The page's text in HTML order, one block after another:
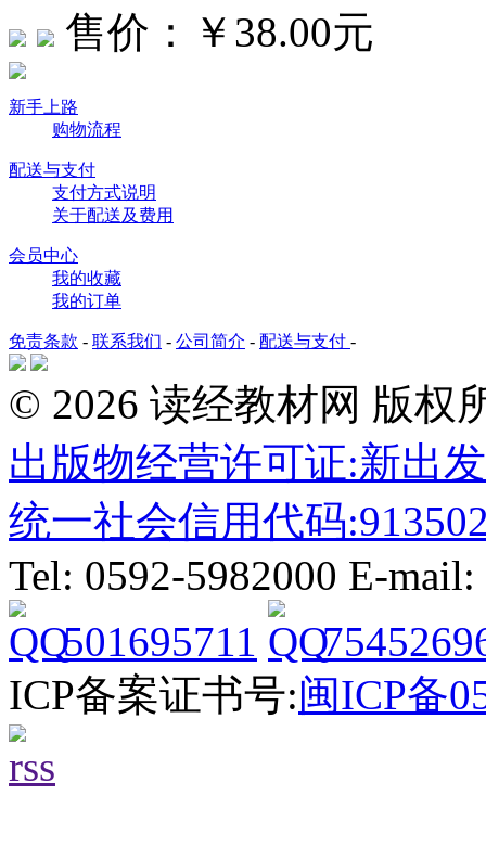
售价：￥38.00元
新手上路
购物流程
配送与支付
支付方式说明
关于配送及费用
会员中心
我的收藏
我的订单
免责条款 - 联系我们 - 公司简介 - 配送与支付 -
© 2026 读经教材网 版权
出版物经营许可证:新出
统一社会信用代码
Tel: 0592-5982000 E-
501695711
ICP备案证书号:闽ICP备